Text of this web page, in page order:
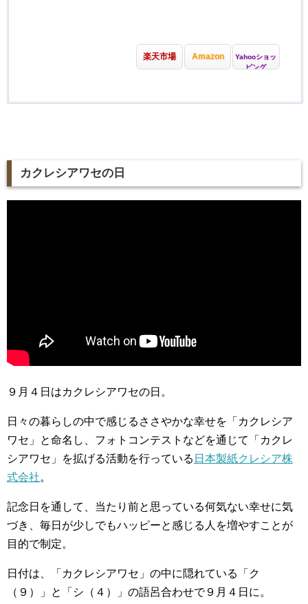
楽天市場 Amazon
Yahooショッ
ピング
カクレシアワセの日
９月４日はカクレシアワセの日。
日々の暮らしの中で感じるささやかな幸せを「カクレシア
ワセ」と命名し、フォトコンテストなどを通じて「カクレ
シアワセ」を拡げる活動を行っている 日本製紙クレシア株
式会社。
記念日を通して、当たり前と思っている何気ない幸せに気
づき、毎日が少しでもハッピーと感じる人を増やすことが
目的で制定。
日付は、「カクレシアワセ」の中に隠れている「ク
（９）」と「シ（４）」の語呂合わせで９月４日に。